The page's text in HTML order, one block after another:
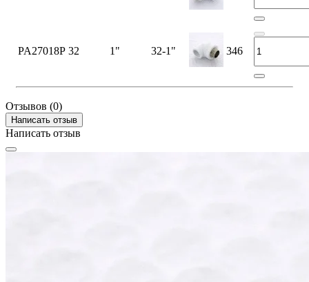
PA27018P 32 1" 32-1" 346
Отзывов (0)
Написать отзыв
Написать отзыв